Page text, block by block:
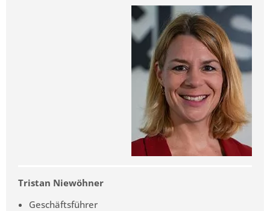
Tristan Niewöhner
Geschäftsführer